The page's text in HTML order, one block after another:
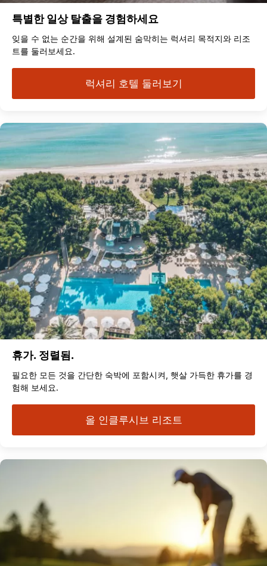
특별한 일상 탈출을 경험하세요
잊을 수 없는 순간을 위해 설계된 숨막히는 럭셔리 목적지와 리조
트를 둘러보세요.
럭셔리 호텔 둘러보기
휴가. 정렬됨.
필요한 모든 것을 간단한 숙박에 포함시켜, 햇살 가득한 휴가를 경
험해 보세요.
올 인클루시브 리조트